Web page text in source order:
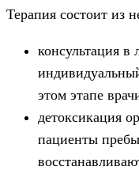
Терапия состоит из
консультация
этом этапе
детоксикация
пациенты